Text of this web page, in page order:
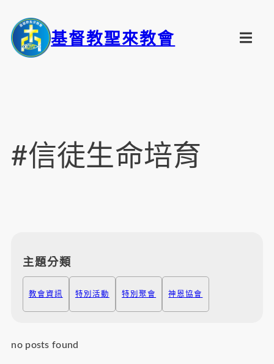
基督教聖來教會
#信徒生命培育
主題分類
教會資訊 特別活動 特別聚會 神恩協會
no posts found